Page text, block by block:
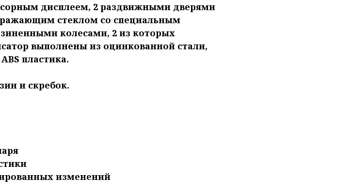
дисплеем, 2 раздвижными дверями
стеклом со специальным
колесами, 2 из которых
выполнены из оцинкованной стали,
пластика.
и скребок.
изменений